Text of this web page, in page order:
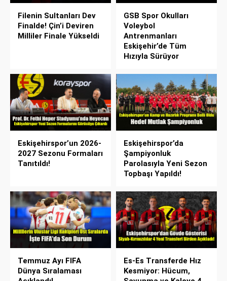
Filenin Sultanları Dev
Finalde! Çin’i Deviren
Milliler Finale Yükseldi
GSB Spor Okulları
Voleybol
Antrenmanları
Eskişehir’de Tüm
Hızıyla Sürüyor
Eskişehirspor’un 2026-
2027 Sezonu Formaları
Tanıtıldı!
Eskişehirspor’da
Şampiyonluk
Parolasıyla Yeni Sezon
Topbaşı Yapıldı!
Temmuz Ayı FIFA
Dünya Sıralaması
Es-Es Transferde Hız
Kesmiyor: Hücum,